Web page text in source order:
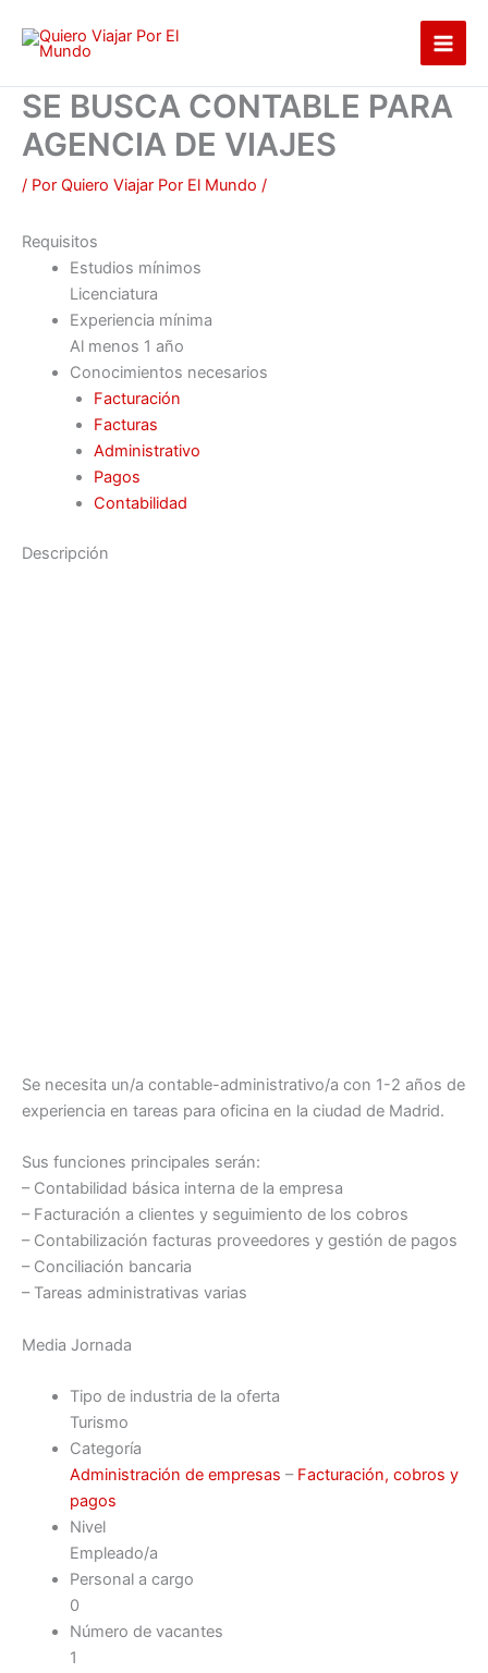
SE BUSCA CONTABLE PARA
AGENCIA DE VIAJES
/ Por Quiero Viajar Por El Mundo /
Requisitos
Estudios mínimos
Licenciatura
Experiencia mínima
Al menos 1 año
Conocimientos necesarios
Facturación
Facturas
Administrativo
Pagos
Contabilidad
Descripción
Se necesita un/a contable-administrativo/a con 1-2 años de
experiencia en tareas para oficina en la ciudad de Madrid.
Sus funciones principales serán:
– Contabilidad básica interna de la empresa
– Facturación a clientes y seguimiento de los cobros
– Contabilización facturas proveedores y gestión de pagos
– Conciliación bancaria
– Tareas administrativas varias
Media Jornada
Tipo de industria de la oferta
Turismo
Categoría
Administración de empresas – Facturación, cobros y
pagos
Nivel
Empleado/a
Personal a cargo
0
Número de vacantes
1